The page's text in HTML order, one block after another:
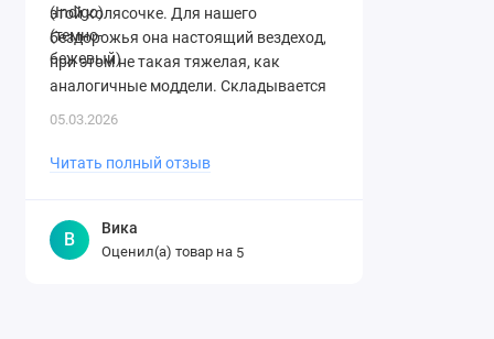
этой колясочке. Для нашего
бездорожья она настоящий вездеход,
при этом не такая тяжелая, как
аналогичные моддели. Складывается
05.03.2026
Читать полный отзыв
В
Вика
Оценил(а) товар на 5